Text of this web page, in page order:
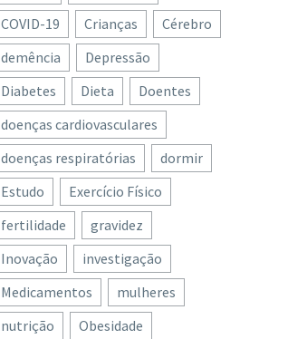
COVID-19
Crianças
Cérebro
demência
Depressão
Diabetes
Dieta
Doentes
doenças cardiovasculares
doenças respiratórias
dormir
Estudo
Exercício Físico
fertilidade
gravidez
Inovação
investigação
Medicamentos
mulheres
nutrição
Obesidade